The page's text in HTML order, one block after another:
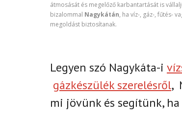
átmosását és megelőző karbantartását is
bizalommal Nagykátán, ha víz-, gáz-, fűtés-
megoldást biztosítanak.
Legyen szó Nagykáta-i
gázkészülék szerelésről,
mi jövünk és segítünk,